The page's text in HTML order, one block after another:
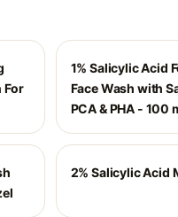
For
1% Salicylic Acid
Face Wash with
PCA & PHA - 100
2% Salicylic Acid